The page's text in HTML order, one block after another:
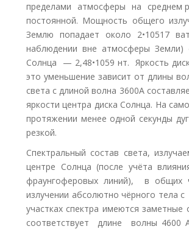
пределами атмосферы на среднем
постоянной. Мощность общего
Землю попадает около 2•10517
наблюдении вне атмосферы Земли)
Солнца — 2,48•1059 нт. Яркость
это уменьшение зависит от длины
света с длиной волна 3600А
яркости центра диска Солнца. На
протяжении менее одной секунды
резкой.
Спектральный состав света,
центре Солнца (после учёта
фраунгоферовых линий), в общих
излучении абсолютно чёрного тела
участках спектра имеются
соответствует длине волны 4600